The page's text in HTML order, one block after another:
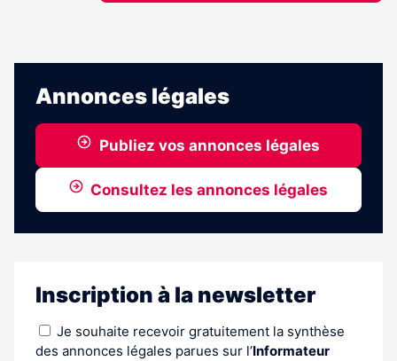
Annonces légales
Publiez vos annonces légales
Consultez les annonces légales
Inscription à la newsletter
Je souhaite recevoir gratuitement la synthèse
des annonces légales parues sur l’Informateur